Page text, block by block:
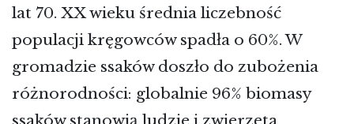
lat 70. XX wieku średnia liczebność
populacji kręgowców spadła o 60%. W
gromadzie ssaków doszło do zubożenia
różnorodności: globalnie 96% biomasy